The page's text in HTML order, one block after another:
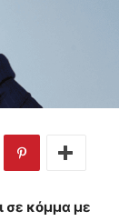
σε κόμμα με